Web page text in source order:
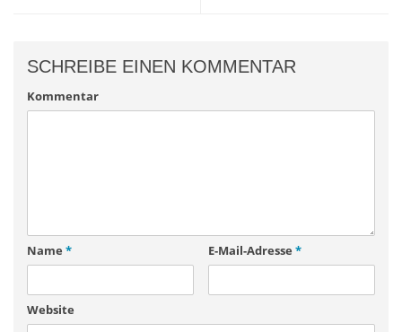
SCHREIBE EINEN KOMMENTAR
Kommentar
Name * E-Mail-Adresse *
Website